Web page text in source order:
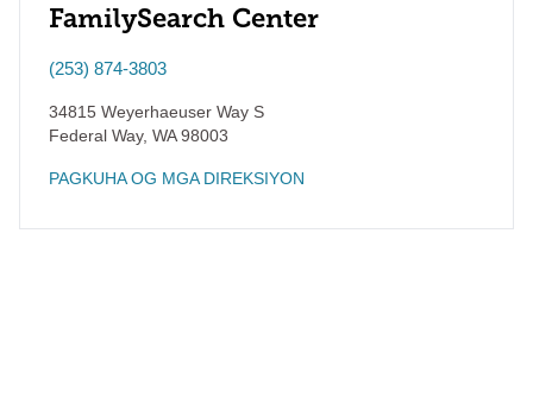
FamilySearch Center
(253) 874-3803
34815 Weyerhaeuser Way S
Federal Way, WA98003
PAGKUHA OG MGA DIREKSIYON